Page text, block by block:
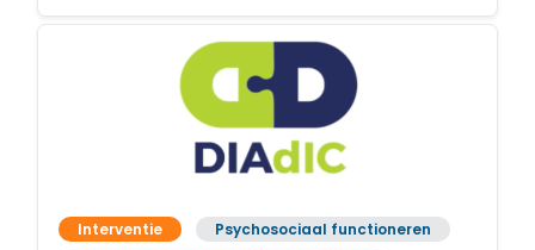
Interventie
Psychosociaal functioneren